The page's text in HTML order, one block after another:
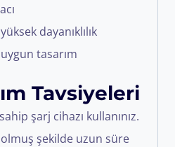
dayanıklılık
tasarım
Tavsiyeleri
şarj cihazı kullanınız.
şekilde uzun süre